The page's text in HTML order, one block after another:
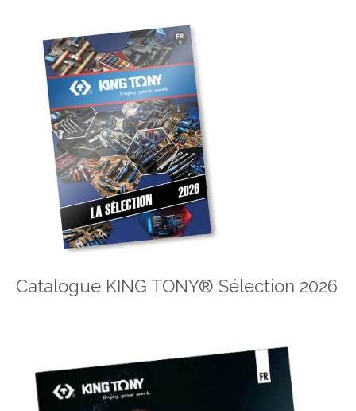
Catalogue KING TONY® Sélection 2026